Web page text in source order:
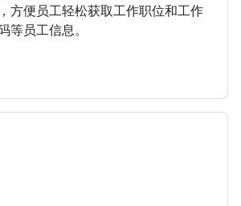
方便员工轻松获取工作职位和工作
等员工信息。